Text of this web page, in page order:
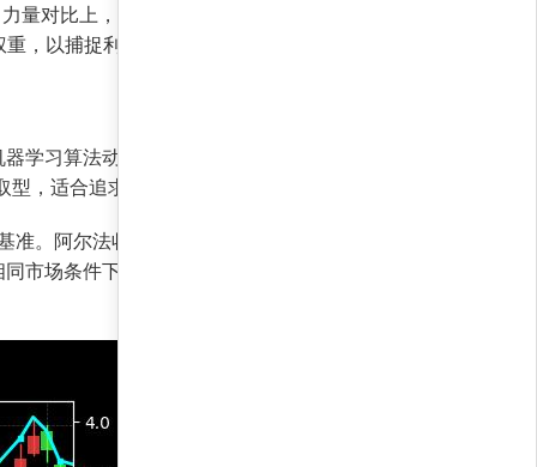
量对比上，策略倾向于超配短久期债券以降低
，以捕捉利率下行的资本利得。
学习算法动态调整持仓权重。与传统固收策略
，适合追求超额收益的债券投资者。
。阿尔法收益率为-17,309.5%，看似为负，
市场条件下多赚取了近16%的累积收益，凸显